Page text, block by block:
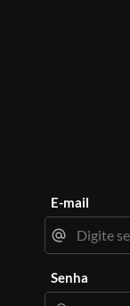
E-mail
Senha